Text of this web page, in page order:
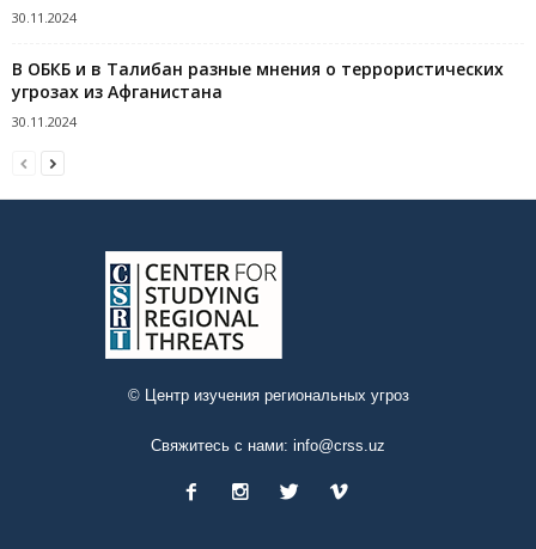
30.11.2024
В ОБКБ и в Талибан разные мнения о террористических
угрозах из Афганистана
30.11.2024
© Центр изучения региональных угроз
Свяжитесь с нами: info@crss.uz